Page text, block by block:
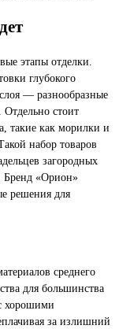
этапы отделки.
глубокого
— разнообразные
стоит
такие как морилки и
набор товаров
загородных
Бренд «Орион»
решения для
среднего
для большинства
хорошими
за излишний